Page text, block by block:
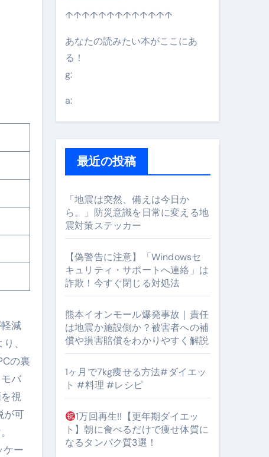
10月3日】 #bitcoin #全財産 #暗号資産
ト #筋トレ #美容 #健康 #雑学 #ナレーター #小林将大
なるのが独自ドメイン
安で手に入れる方法
衛システム」完全ガイド
減
、
の裏
バ
視
が可
ケー
↑↑↑↑↑↑↑↑↑↑↑↑↑
あなたの読みたい本がここにあ
る！
g:
a:
最近の投稿
「地震は突然、備えは今日か
ら。」防災意識を日常に変える地
震対策ステッカー
【偽警告に注意】「Windowsセ
キュリティ・サポートへ連絡」は
詐欺！今すぐ閉じる対処法
熊本イオンモール爆発事故｜責任
は地震か施設側か？被害者への補
償や損害賠償をわかりやすく解説
1ヶ月で7kg痩せる方法#ダイエッ
ト #料理 #レシピ
1万回再生!!【更年期ダイエッ
ト】朝に食べるだけで痩せ体質に
なるタンパク質3選！